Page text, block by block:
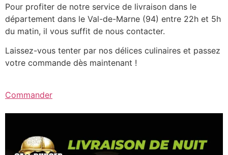
Pour profiter de notre service de livraison dans le
département dans le Val-de-Marne (94) entre 22h et 5h
du matin, il vous suffit de nous contacter.
Laissez-vous tenter par nos délices culinaires et passez
votre commande dès maintenant !
Commander